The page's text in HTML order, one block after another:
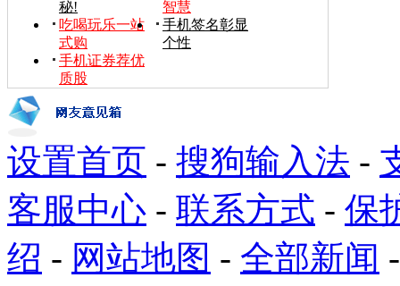
秘!
智慧
吃喝玩乐一站
式购
手机签名彰显
个性
手机证券荐优
质股
设置首页 - 搜狗输入法 -
客服中心 - 联系方式 - 保
绍 - 网站地图 - 全部新闻